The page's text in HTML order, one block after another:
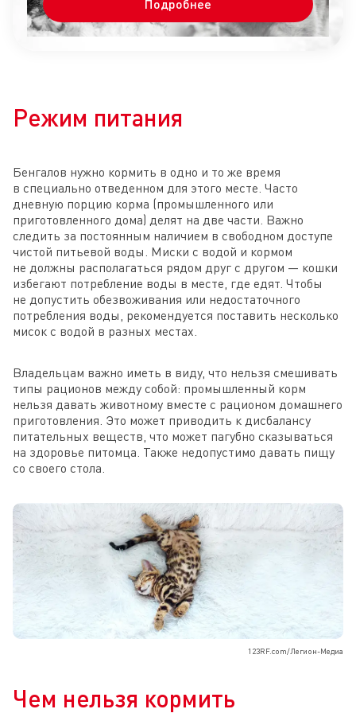
Подробнее
Режим питания
Бенгалов нужно кормить в одно и то же время
в специально отведенном для этого месте. Часто
дневную порцию корма (промышленного или
приготовленного дома) делят на две части. Важно
следить за постоянным наличием в свободном доступе
чистой питьевой воды. Миски с водой и кормом
не должны располагаться рядом друг с другом — кошки
избегают потребление воды в месте, где едят. Чтобы
не допустить обезвоживания или недостаточного
потребления воды, рекомендуется поставить несколько
мисок с водой в разных местах.
Владельцам важно иметь в виду, что нельзя смешивать
типы рационов между собой: промышленный корм
нельзя давать животному вместе с рационом домашнего
приготовления. Это может приводить к дисбалансу
питательных веществ, что может пагубно сказываться
на здоровье питомца. Также недопустимо давать пищу
со своего стола.
123RF.com/Легион-Медиа
Чем нельзя кормить